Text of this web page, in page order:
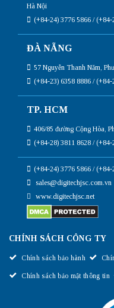
Hà Nội
(+84-24) 3776 5866 / (+84-
ĐÀ NẴNG
57 Nguyễn Thanh Năm,
(+84-23) 6358 8886 / (+84-
TP. HCM
406/85 đường Cộng Hòa,
(+84-28) 3811 8628 / (+84-
(+84-24) 3776 5866 / (+84-
sales@digitechjsc.com.vn
www.digitechjsc.net
CHÍNH SÁCH CÔNG TY
Chính sách bảo hành
Chính sách bảo mật thông tin